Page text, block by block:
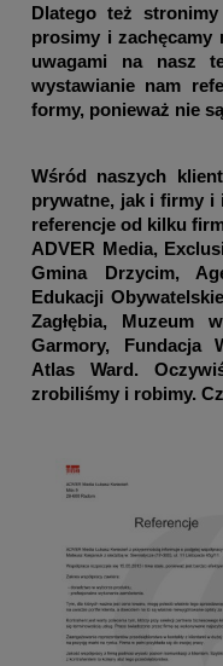
Dlatego też
prosimy i zachęcamy
uwagami na nasz
wystawianie nam
formy, ponieważ nie
Wśród naszych
prywatne, jak i firmy i
referencje od kilku
ADVER Media,
Gmina Drzycim,
Edukacji
Zagłębia, Muzeum
Garmory, Fundacja
Atlas Ward.
zrobiliśmy i robimy.